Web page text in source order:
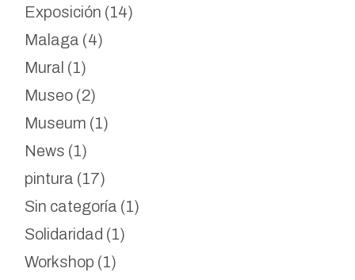
Exposición (14)
Malaga (4)
Mural (1)
Museo (2)
Museum (1)
News (1)
pintura (17)
Sin categoría (1)
Solidaridad (1)
Workshop (1)